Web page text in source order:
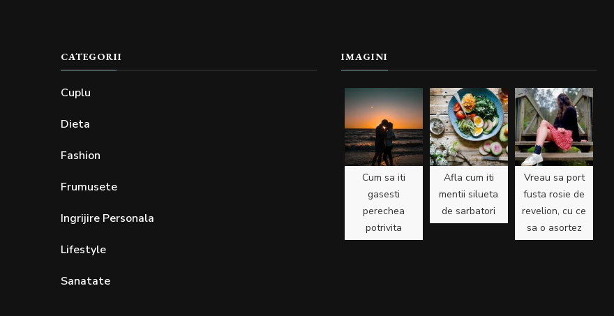
CATEGORII
Cuplu
Dieta
Fashion
Frumusete
Ingrijire Personala
Lifestyle
Sanatate
IMAGINI
Cum sa iti
gasesti
perechea
potrivita
Afla cum iti
mentii silueta
de sarbatori
Vreau sa port
fusta rosie de
revelion, cu ce
sa o asortez